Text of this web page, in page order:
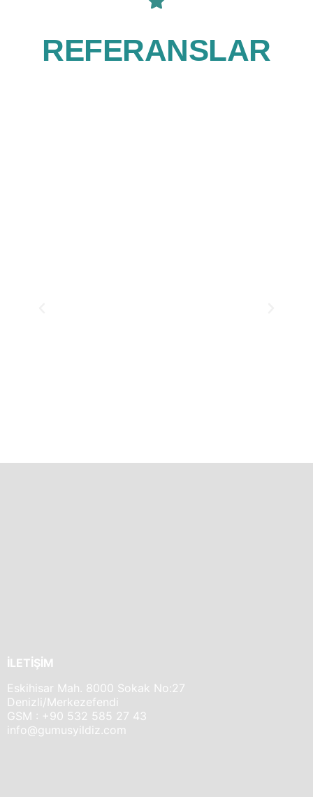
REFERANSLAR
İLETİŞİM
Eskihisar Mah. 8000 Sokak No:27
Denizli/Merkezefendi
GSM : +90 532 585 27 43
info@gumusyildiz.com